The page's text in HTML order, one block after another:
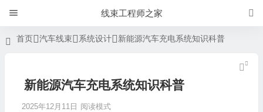
线束工程师之家
首页 汽车线束 系统设计 新能源汽车充电系统知识科普
新能源汽车充电系统知识科普
2025年12月11日 阅读模式